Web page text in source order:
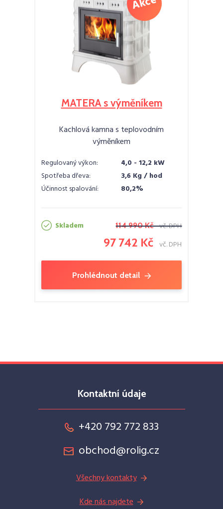
MATERA s výměníkem
Kachlová kamna s teplovodním
výměníkem
Regulovaný výkon:
4,0 - 12,2 kW
Spotřeba dřeva:
3,6 Kg / hod
Účinnost spalování:
80,2%
Skladem 114 990 Kč vč. DPH
97 742 Kč vč. DPH
Prohlédnout detail
Kontaktní údaje
+420 792 772 833
obchod@rolig.cz
Všechny kontakty
Kde nás najdete